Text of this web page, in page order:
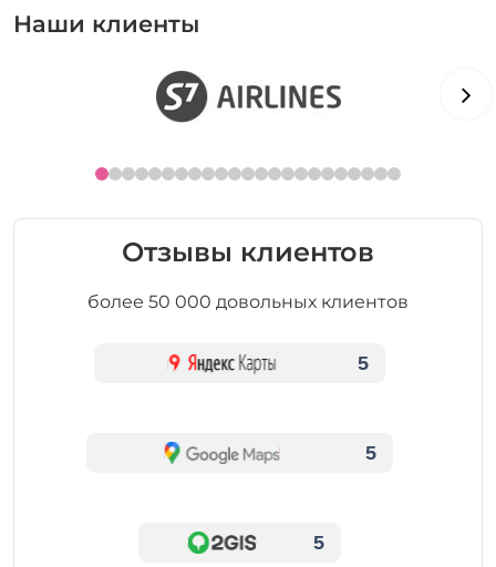
Наши клиенты
Отзывы клиентов
более 50 000 довольных клиентов
5
5
5